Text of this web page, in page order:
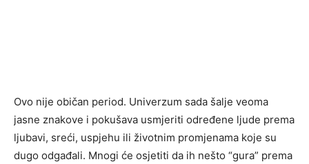
Ovo nije običan period. Univerzum sada šalje veoma
jasne znakove i pokušava usmjeriti određene ljude prema
ljubavi, sreći, uspjehu ili životnim promjenama koje su
dugo odgađali. Mnogi će osjetiti da ih nešto “gura” prema